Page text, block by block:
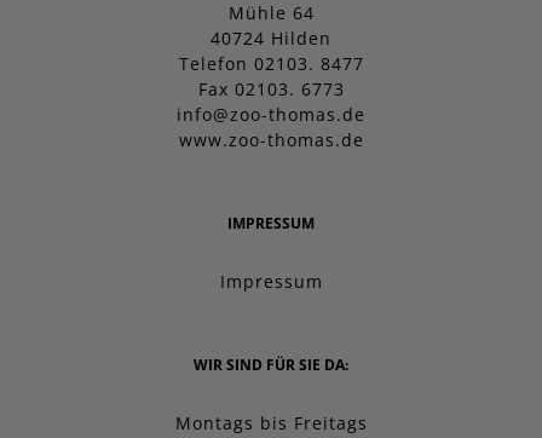
Mühle 64
40724 Hilden
Telefon 02103. 8477
Fax 02103. 6773
info@zoo-thomas.de
www.zoo-thomas.de
IMPRESSUM
Impressum
WIR SIND FÜR SIE DA:
Montags bis Freitags